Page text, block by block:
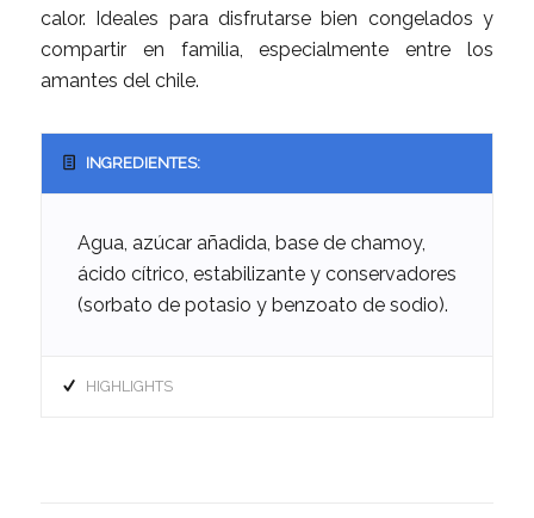
calor. Ideales para disfrutarse bien congelados y
compartir en familia, especialmente entre los
amantes del chile.
INGREDIENTES:
Agua, azúcar añadida, base de chamoy,
ácido cítrico, estabilizante y conservadores
(sorbato de potasio y benzoato de sodio).
HIGHLIGHTS